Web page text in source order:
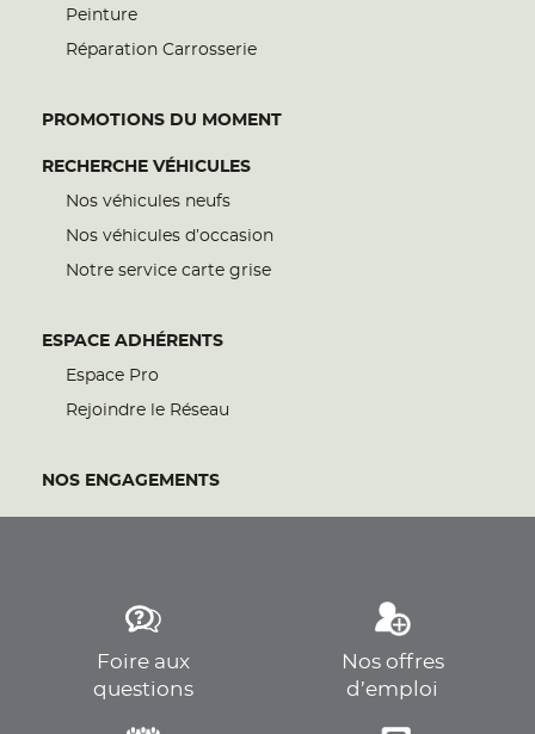
Peinture
Réparation Carrosserie
PROMOTIONS DU MOMENT
RECHERCHE VÉHICULES
Nos véhicules neufs
Nos véhicules d’occasion
Notre service carte grise
ESPACE ADHÉRENTS
Espace Pro
Rejoindre le Réseau
NOS ENGAGEMENTS
Foire aux
questions
Nos offres
d’emploi